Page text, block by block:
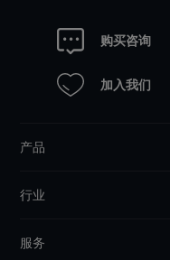
购买咨询
加入我们
产品
行业
服务